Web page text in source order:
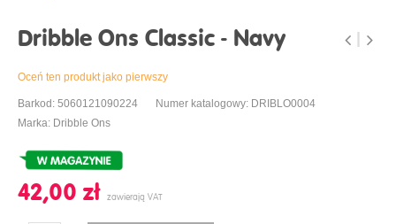
Dribble Ons Classic - Navy
Oceń ten produkt jako pierwszy
Barkod: 5060121090224
Numer katalogowy: DRIBLO0004
Marka: Dribble Ons
42,00 ‎zł